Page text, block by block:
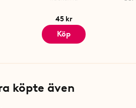
45 kr
Köp
köpte även